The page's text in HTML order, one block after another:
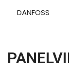
DANFOSS